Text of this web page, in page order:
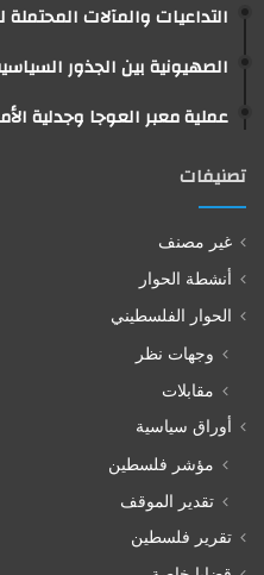
التداعيات والمآلات
الصهيونية بين الجذور
عملية معبر العوجا وجدلية
تصنيفات
غير مصنف
أنشطة الحوار
الحوار الفلسطيني
وجهات نظر
مقابلات
أوراق سياسية
مؤشر فلسطين
تقدير الموقف
تقرير فلسطين